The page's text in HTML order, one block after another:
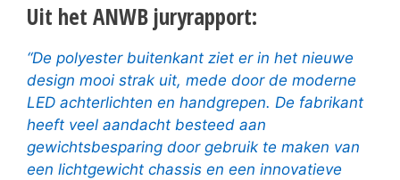
Uit het ANWB juryrapport:
“De polyester buitenkant ziet er in het nieuwe
design mooi strak uit, mede door de moderne
LED achterlichten en handgrepen. De fabrikant
heeft veel aandacht besteed aan
gewichtsbesparing door gebruik te maken van
een lichtgewicht chassis en een innovatieve